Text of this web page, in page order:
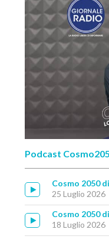
Podcast
Cosmo 2050
25 Luglio 2026
Cosmo 2050
18 Luglio 2026